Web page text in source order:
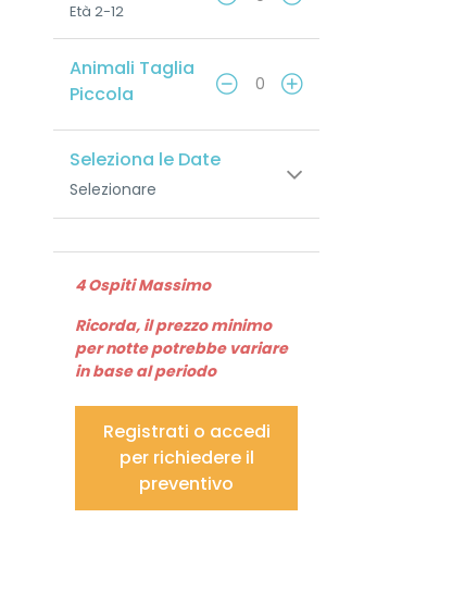
Età 2-12
Animali Taglia
Piccola
Seleziona le Date
Selezionare
4 Ospiti Massimo
Ricorda, il prezzo minimo
per notte potrebbe variare
in base al periodo
Registrati o accedi
per richiedere il
preventivo